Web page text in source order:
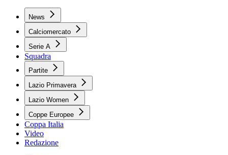
News
Calciomercato
Serie A
Squadra
Partite
Lazio Primavera
Lazio Women
Coppe Europee
Coppa Italia
Video
Redazione